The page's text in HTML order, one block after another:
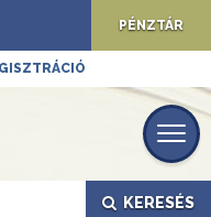
PÉNZTÁR
KERESÉS